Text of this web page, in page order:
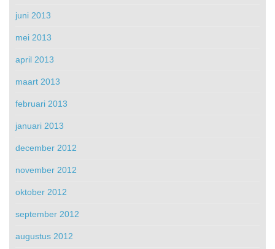
juni 2013
mei 2013
april 2013
maart 2013
februari 2013
januari 2013
december 2012
november 2012
oktober 2012
september 2012
augustus 2012